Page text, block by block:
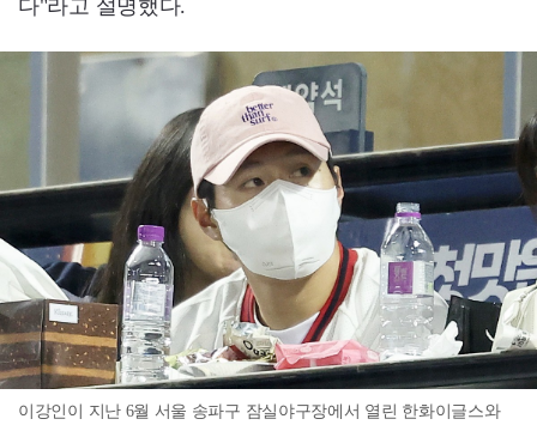
다"라고 설명했다.
이강인이 지난 6월 서울 송파구 잠실야구장에서 열린 한화이글스와